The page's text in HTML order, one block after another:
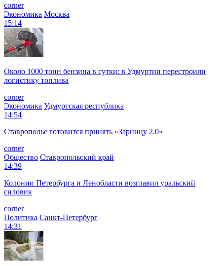
corner
Экономика Москва
15:14
Около 1000 тонн бензина в сутки: в Удмуртии перестроили
логистику топлива
corner
Экономика Удмуртская республика
14:54
Ставрополье готовится принять «Зарницу 2.0»
corner
Общество Ставропольский край
14:39
Колонии Петербурга и Ленобласти возглавил уральский
силовик
corner
Политика Санкт-Петербург
14:31